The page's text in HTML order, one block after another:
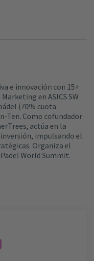
e innovación con 15+
en ASICS SW
(70% cuota
Ten. Como cofundador
actúa en la
impulsando el
Organiza el
World Summit.